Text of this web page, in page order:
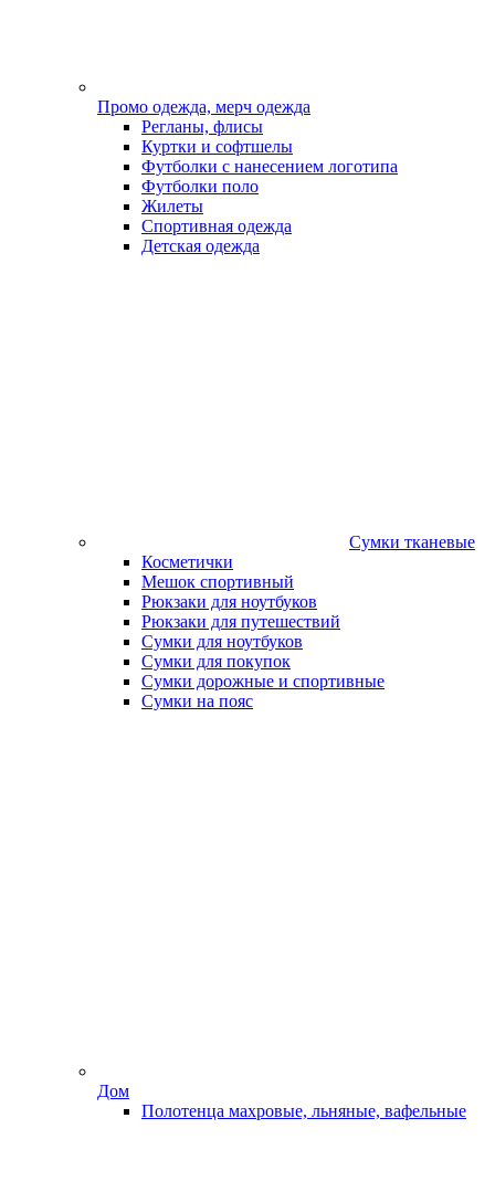
Промо одежда, мерч одежда
Регланы, флисы
Куртки и софтшелы
Футболки с нанесением логотипа
Футболки поло
Жилеты
Спортивная одежда
Детская одежда
Сумки тканевые
Косметички
Мешок спортивный
Рюкзаки для ноутбуков
Рюкзаки для путешествий
Сумки для ноутбуков
Сумки для покупок
Сумки дорожные и спортивные
Сумки на пояс
Дом
Полотенца махровые, льняные, вафельные